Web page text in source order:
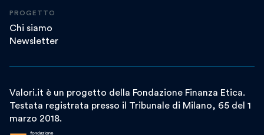
PROGETTO
Chi siamo
Newsletter
Valori.it è un progetto della Fondazione Finanza Etica.
Testata registrata presso il Tribunale di Milano, 65 del 1
marzo 2018.